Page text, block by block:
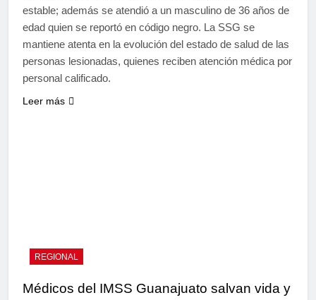
estable; además se atendió a un masculino de 36 años de
edad quien se reportó en código negro. La SSG se
mantiene atenta en la evolución del estado de salud de las
personas lesionadas, quienes reciben atención médica por
personal calificado.
Leer más
REGIONAL
Médicos del IMSS Guanajuato salvan vida y